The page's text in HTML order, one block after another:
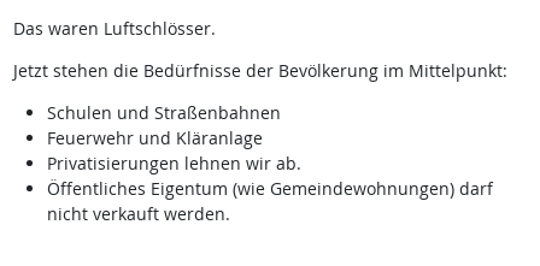
Das waren Luftschlösser.
Jetzt stehen die Bedürfnisse der Bevölkerung im Mittelpunkt:
Schulen und Straßenbahnen
Feuerwehr und Kläranlage
Privatisierungen lehnen wir ab.
Öffentliches Eigentum (wie Gemeindewohnungen) darf
nicht verkauft werden.